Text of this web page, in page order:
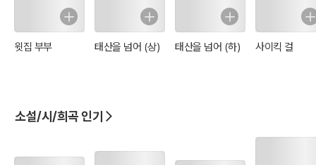
윗집 부부 태산을 넘어 (상) 태산을 넘어 (하) 사이킥 걸
소설/시/희곡 인기